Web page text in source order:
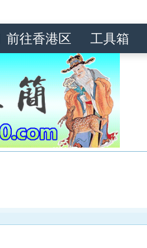
前往香港区 工具箱